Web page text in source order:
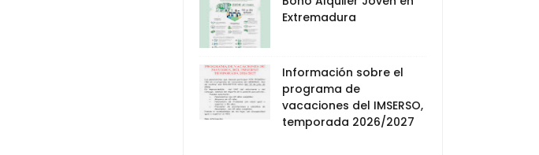
Extremadura
Información sobre el
programa de
vacaciones del IMSERSO,
temporada 2026/2027